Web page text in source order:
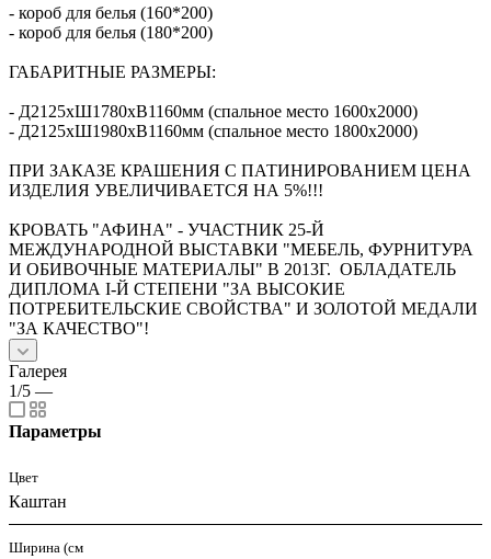
- короб для белья (160*200)
- короб для белья (180*200)
ГАБАРИТНЫЕ РАЗМЕРЫ:
- Д2125хШ1780хВ1160мм (спальное место 1600х2000)
- Д2125хШ1980хВ1160мм (спальное место 1800х2000)
ПРИ ЗАКАЗЕ КРАШЕНИЯ С ПАТИНИРОВАНИЕМ ЦЕНА
ИЗДЕЛИЯ УВЕЛИЧИВАЕТСЯ НА 5%!!!
КРОВАТЬ "АФИНА" - УЧАСТНИК 25-Й
МЕЖДУНАРОДНОЙ ВЫСТАВКИ "МЕБЕЛЬ, ФУРНИТУРА
И ОБИВОЧНЫЕ МАТЕРИАЛЫ" В 2013Г. ОБЛАДАТЕЛЬ
ДИПЛОМА I-Й СТЕПЕНИ "ЗА ВЫСОКИЕ
ПОТРЕБИТЕЛЬСКИЕ СВОЙСТВА" И ЗОЛОТОЙ МЕДАЛИ
"ЗА КАЧЕСТВО"!
Галерея
1/5 —
Параметры
Цвет
Каштан
Ширина (см